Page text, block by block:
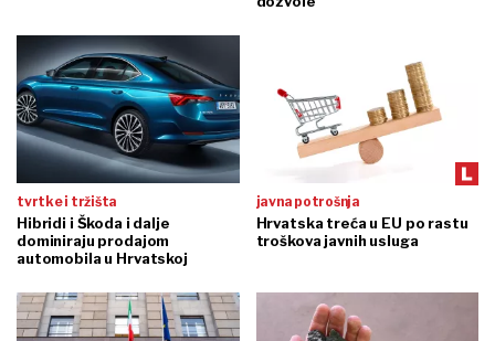
tvrtke i tržišta
Hibridi i Škoda i dalje
dominiraju prodajom
automobila u Hrvatskoj
javna potrošnja
Hrvatska treća u EU po rastu
troškova javnih usluga